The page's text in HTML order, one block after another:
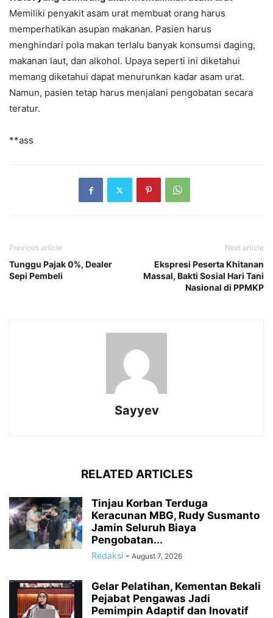
Memiliki penyakit asam urat membuat orang harus
memperhatikan asupan makanan. Pasien harus
menghindari pola makan terlalu banyak konsumsi daging,
makanan laut, dan alkohol. Upaya seperti ini diketahui
memang diketahui dapat menurunkan kadar asam urat.
Namun, pasien tetap harus menjalani pengobatan secara
teratur.
**ass
Previous article
Tunggu Pajak 0%, Dealer
Sepi Pembeli
Next article
Ekspresi Peserta Khitanan
Massal, Bakti Sosial Hari Tani
Nasional di PPMKP
Sayyev
RELATED ARTICLES
Tinjau Korban Terduga
Keracunan MBG, Rudy Susmanto
Jamin Seluruh Biaya
Pengobatan...
Redaksi - August 7, 2026
Gelar Pelatihan, Kementan Bekali
Pejabat Pengawas Jadi
Pemimpin Adaptif dan Inovatif